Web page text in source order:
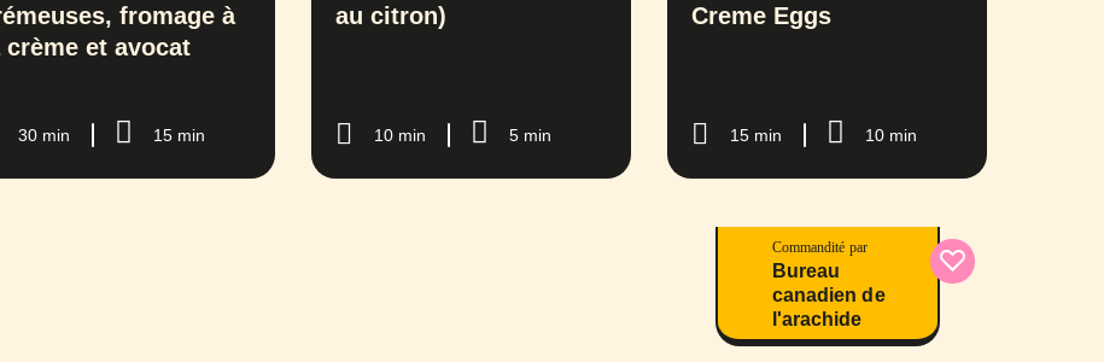
fromage à
crème et avocat
30 min 15 min
au citron)
10 min 5 min
Creme Eggs
15 min 10 min
Commandité par
Bureau
canadien de
l'arachide